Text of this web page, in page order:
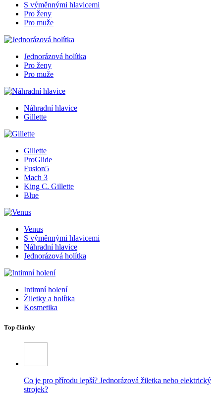
S výměnnými hlavicemi
Pro ženy
Pro muže
Jednorázová holítka
Pro ženy
Pro muže
Náhradní hlavice
Gillette
Gillette
ProGlide
Fusion5
Mach 3
King C. Gillette
Blue
Venus
S výměnnými hlavicemi
Náhradní hlavice
Jednorázová holítka
Intimní holení
Žiletky a holítka
Kosmetika
Top články
Co je pro přírodu lepší? Jednorázová žiletka nebo elektrický
strojek?